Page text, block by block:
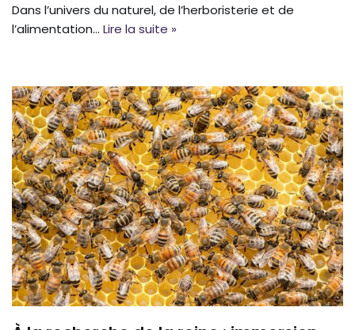
Dans l’univers du naturel, de l’herboristerie et de
l’alimentation… Lire la suite »